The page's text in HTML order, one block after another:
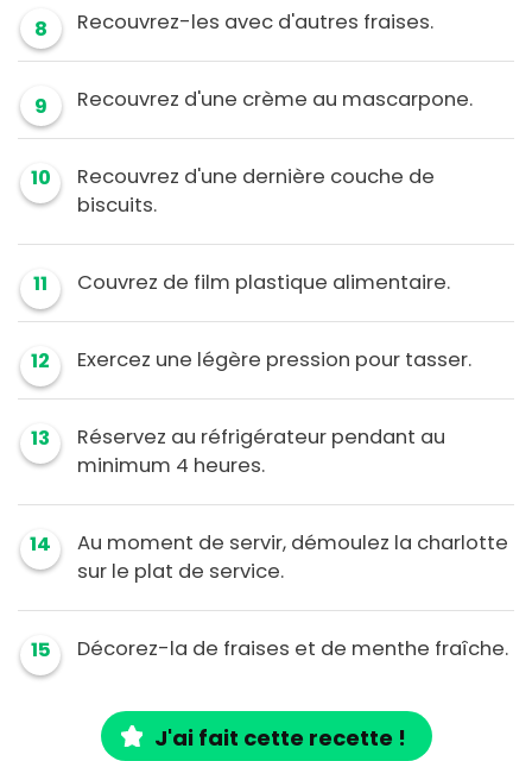
8 Recouvrez-les avec d'autres fraises.
9 Recouvrez d'une crème au mascarpone.
10
Recouvrez d'une dernière couche de
biscuits.
11 Couvrez de film plastique alimentaire.
12 Exercez une légère pression pour tasser.
13
Réservez au réfrigérateur pendant au
minimum 4 heures.
14
Au moment de servir, démoulez la charlotte
sur le plat de service.
15 Décorez-la de fraises et de menthe fraîche.
J'ai fait cette recette !